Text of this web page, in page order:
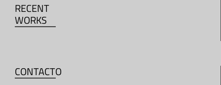
RECENT
WORKS
CONTACTO